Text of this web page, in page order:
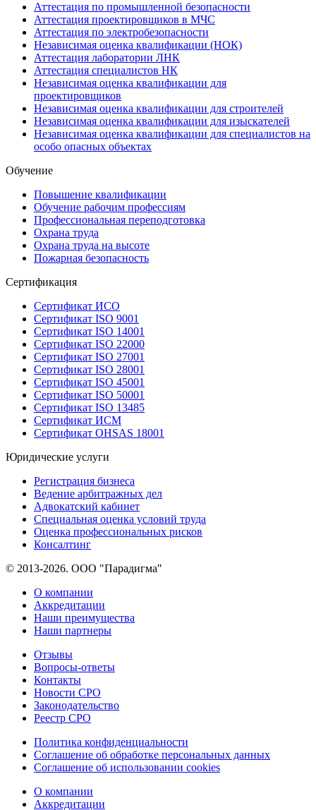
Аттестация по промышленной безопасности
Аттестация проектировщиков в МЧС
Аттестация по электробезопасности
Независимая оценка квалификации (НОК)
Аттестация лаборатории ЛНК
Аттестация специалистов НК
Независимая оценка квалификации для
проектировщиков
Независимая оценка квалификации для строителей
Независимая оценка квалификации для изыскателей
Независимая оценка квалификации для специалистов на
особо опасных объектах
Обучение
Повышение квалификации
Обучение рабочим профессиям
Профессиональная переподготовка
Охрана труда
Охрана труда на высоте
Пожарная безопасность
Сертификация
Сертификат ИСО
Сертификат ISO 9001
Сертификат ISO 14001
Сертификат ISO 22000
Сертификат ISO 27001
Сертификат ISO 28001
Сертификат ISO 45001
Сертификат ISO 50001
Сертификат ISO 13485
Сертификат ИСМ
Сертификат OHSAS 18001
Юридические услуги
Регистрация бизнеса
Ведение арбитражных дел
Адвокатский кабинет
Специальная оценка условий труда
Оценка профессиональных рисков
Консалтинг
© 2013-2026. ООО "Парадигма"
О компании
Аккредитации
Наши преимущества
Наши партнеры
Отзывы
Вопросы-ответы
Контакты
Новости СРО
Законодательство
Реестр СРО
Политика конфиденциальности
Соглашение об обработке персональных данных
Соглашение об использовании cookies
О компании
Аккредитации